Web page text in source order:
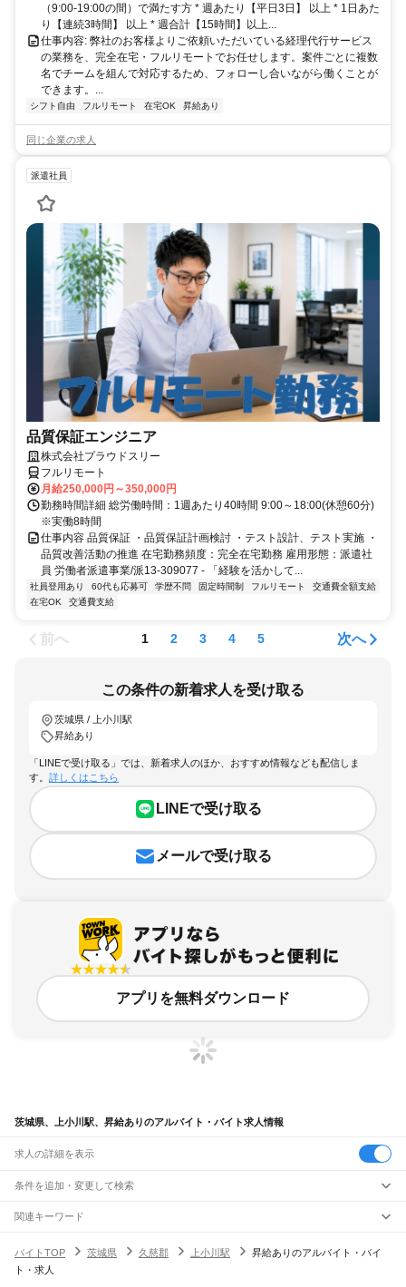
（9:00-19:00の間）で満たす方 * 週あたり【平日3日】 以上 * 1日あた
り【連続3時間】 以上 * 週合計【15時間】以上...
仕事内容: 弊社のお客様よりご依頼いただいている経理代行サービス
の業務を、完全在宅・フルリモートでお任せします。案件ごとに複数
名でチームを組んで対応するため、フォローし合いながら働くことが
できます。...
シフト自由 フルリモート 在宅OK 昇給あり
同じ企業の求人
派遣社員
品質保証エンジニア
株式会社プラウドスリー
フルリモート
月給250,000円～350,000円
勤務時間詳細 総労働時間：1週あたり40時間 9:00～18:00(休憩60分)
※実働8時間
仕事内容 品質保証 ・品質保証計画検討 ・テスト設計、テスト実施 ・
品質改善活動の推進 在宅勤務頻度：完全在宅勤務 雇用形態：派遣社
員 労働者派遣事業/派13-309077 - 「経験を活かして...
社員登用あり 60代も応募可 学歴不問 固定時間制 フルリモート
交通費全額支給
在宅OK
交通費支給
前へ 1 2 3 4 5 次へ
この条件の新着求人を受け取る
茨城県 / 上小川駅
昇給あり
「LINEで受け取る」では、新着求人のほか、おすすめ情報なども配信しま
す。 詳しくはこちら
LINEで受け取る
メールで受け取る
アプリを無料ダウンロード
茨城県、上小川駅、昇給ありのアルバイト・バイト求人情報
求人の詳細を表示
条件を追加・変更して検索
市区町村を追加・変更
茨城県すべて
水戸市
駅を追加・変更
職種を追加・変更
関連キーワード
バイトTOP
茨城県 久慈郡 上小川駅
昇給ありのアルバイト・バイ
ト・求人